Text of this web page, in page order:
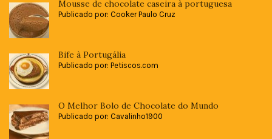
Mousse de chocolate caseira à portuguesa
Publicado por: Cooker Paulo Cruz
Bife à Portugália
Publicado por: Petiscos.com
O Melhor Bolo de Chocolate do Mundo
Publicado por: Cavalinho1900